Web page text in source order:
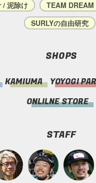
泥除け
TEAM DREAM
SURLYの自由研究
SHOPS
KAMIUMA YOYOGI
ONLILNE STORE
STAFF